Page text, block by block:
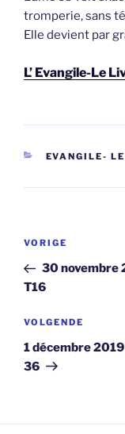
tromperie, sans
Elle devient par
L’ Evangile-Le
CATEGORIEËN
EVANGILE-
Vorig
bericht
VORIGE
30 novembre
T16
Volgend
bericht
VOLGENDE
1 décembre
36